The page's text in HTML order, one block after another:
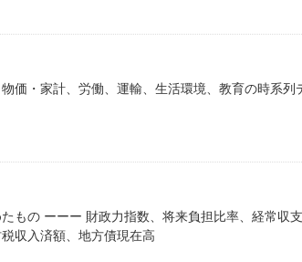
価・家計、労働、運輸、生活環境、教育の時系列
もの ーーー 財政力指数、将来負担比率、経常収
収入済額、地方債現在高